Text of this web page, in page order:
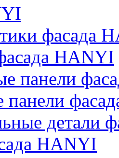
фасада
HANYI
панели
панели
детали
HANYI